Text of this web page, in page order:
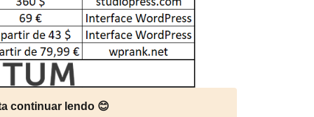
continuar lendo 😊